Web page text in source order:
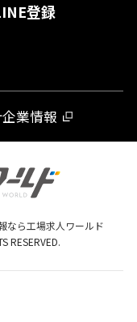
登録
企業情報
なら工場求人ワールド
RESERVED.